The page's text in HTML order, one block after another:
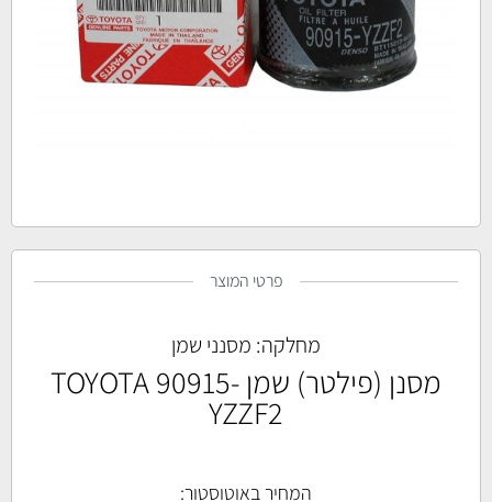
פרטי המוצר
מחלקה: מסנני שמן
מסנן (פילטר) שמן TOYOTA 90915-
YZZF2
המחיר באוטוסטור: